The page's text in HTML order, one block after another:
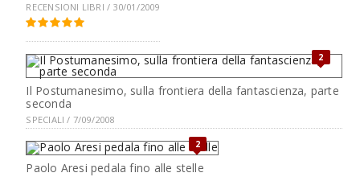
RECENSIONI LIBRI / 30/01/2009
2
Il Postumanesimo, sulla frontiera della fantascienza, parte
seconda
SPECIALI / 7/09/2008
2
Paolo Aresi pedala fino alle stelle